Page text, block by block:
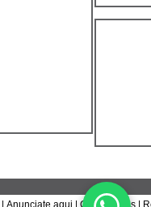
Anunciate aqui Contáctanos